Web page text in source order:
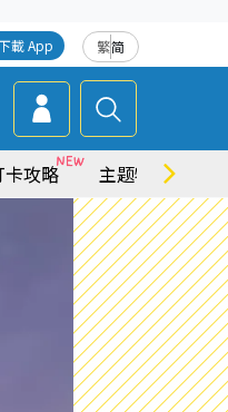
繁简
載 App
卡攻略 主题特集